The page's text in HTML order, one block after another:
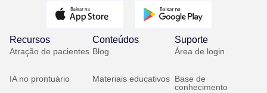
Recursos
Atração de pacientes
IA no prontuário
Conteúdos
Blog
Materiais educativos
Suporte
Área de login
Base de
conhecimento